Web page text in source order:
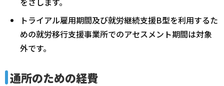
トライアル雇用期間及び就労継続支援B型を利用するた
めの就労移行支援事業所でのアセスメント期間は対象
外です。
通所のための経費